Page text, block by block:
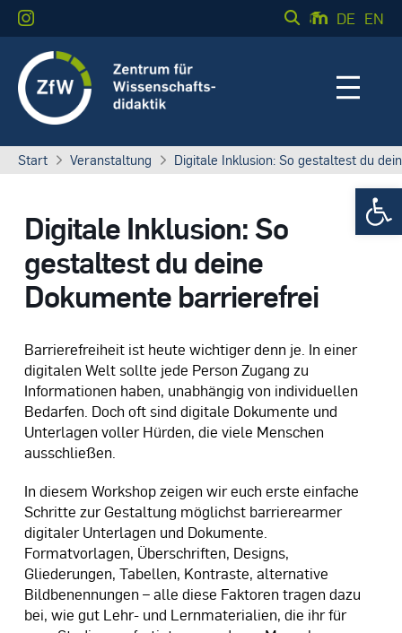
DE EN
Start Veranstaltung Digitale Inklusion: So gestaltest du
Digitale Inklusion: So
gestaltest du deine
Dokumente barrierefrei
Barrierefreiheit ist heute wichtiger denn je. In einer
digitalen Welt sollte jede Person Zugang zu
Informationen haben, unabhängig von individuellen
Bedarfen. Doch oft sind digitale Dokumente und
Unterlagen voller Hürden, die viele Menschen
ausschließen.
In diesem Workshop zeigen wir euch erste einfache
Schritte zur Gestaltung möglichst barrierearmer
digitaler Unterlagen und Dokumente.
Formatvorlagen, Überschriften, Designs,
Gliederungen, Tabellen, Kontraste, alternative
Bildbenennungen – alle diese Faktoren tragen dazu
bei, wie gut Lehr- und Lernmaterialien, die ihr für